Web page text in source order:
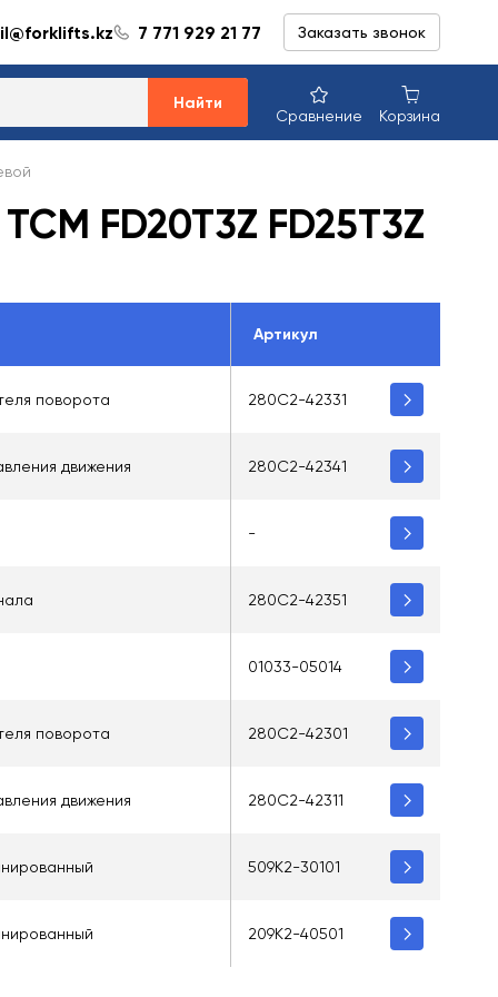
7 771 929 21 77 Заказать звонок
Найти
Сравнение Корзина
FD20T3Z FD25T3Z
Артикул
поворота 280C2-42331
движения 280C2-42341
-
280C2-42351
01033-05014
поворота 280C2-42301
движения 280C2-42311
509K2-30101
209K2-40501